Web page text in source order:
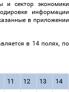
и сектор экономики
информации
в приложении
в 14 полях, по
11 12 13 14